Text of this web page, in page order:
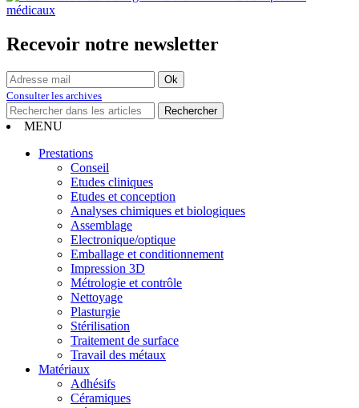
Recevoir notre newsletter
Consulter les archives
MENU
Prestations
Conseil
Etudes cliniques
Etudes et conception
Analyses chimiques et biologiques
Assemblage
Electronique/optique
Emballage et conditionnement
Impression 3D
Métrologie et contrôle
Nettoyage
Plasturgie
Stérilisation
Traitement de surface
Travail des métaux
Matériaux
Adhésifs
Céramiques